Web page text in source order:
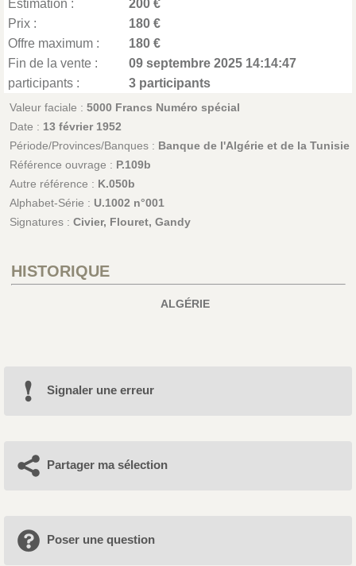
Estimation :
200 €
Prix :
180 €
Offre maximum :
180 €
Fin de la vente :
09 septembre 2025 14:14:47
participants :
3 participants
Valeur faciale : 5000 Francs Numéro spécial
Date : 13 février 1952
Période/Provinces/Banques : Banque de l'Algérie et de la Tunisie
Référence ouvrage : P.109b
Autre référence : K.050b
Alphabet-Série : U.1002 n°001
Signatures : Civier, Flouret, Gandy
HISTORIQUE
ALGÉRIE
Signaler une erreur
Partager ma sélection
Poser une question